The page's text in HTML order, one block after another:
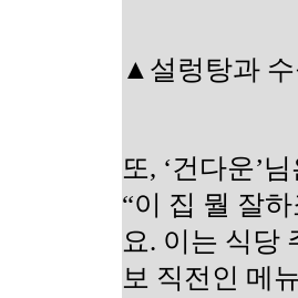
▲설렁탕과
또, ‘건다운’
“이 집 뭘 잘
요. 이는 식당
보 직전인 메